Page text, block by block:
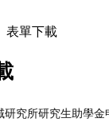
表單下載
研究所研究生助學金